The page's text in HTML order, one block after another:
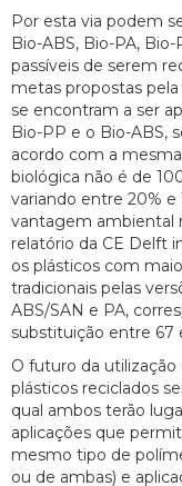
Por esta via podem
Bio-ABS, Bio-PA,
passíveis de serem
metas propostas
se encontram a ser
Bio-PP e o Bio-ABS,
acordo com a
biológica não é de
variando entre 20% e
vantagem ambiental
relatório da CE Delft
os plásticos com
tradicionais pelas
ABS/SAN e PA,
substituição entre 67
O futuro da
plásticos reciclados
qual ambos terão
aplicações que
mesmo tipo de
ou de ambas) e